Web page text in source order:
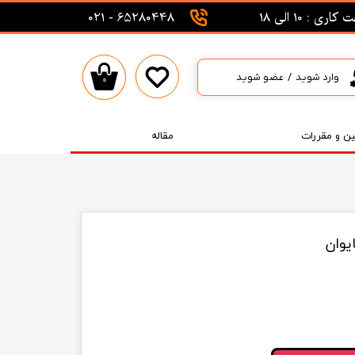
و مقررات مقاله
: 10 الی 18 65280448 - 021
۰ وارد شوید / عضو شوید
حساب کاربری من
تغییر گذر واژه